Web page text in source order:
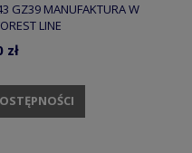
GZ39 MANUFAKTURA W
LINE
zł